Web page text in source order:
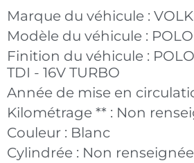
Marque du véhicule :
Modèle du véhicule :
Finition du véhicule :
TDI - 16V TURBO
Année de mise en
Kilométrage ** : Non
Couleur : Blanc
Cylindrée : Non renseignée